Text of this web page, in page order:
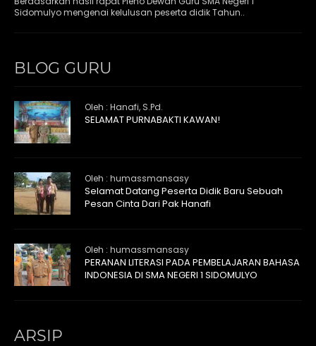
Sidomulyo mengenai kelulusan peserta didik Tahun..
BLOG GURU
Oleh : Hanafi, S.Pd.
SELAMAT PURNABAKTI KAWAN!
Oleh : humassmansasy
Selamat Datang Peserta Didik Baru Sebuah
Pesan Cinta Dari Pak Hanafi
Oleh : humassmansasy
PERANAN LITERASI PADA PEMBELAJARAN BAHASA
INDONESIA DI SMA NEGERI 1 SIDOMULYO
ARSIP